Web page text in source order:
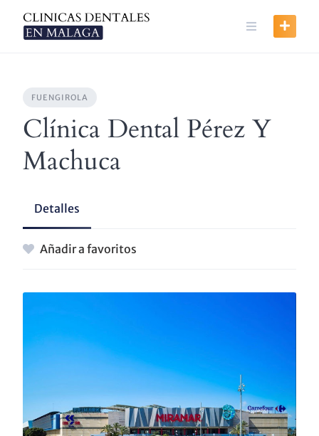
content
FUENGIROLA
Clínica Dental Pérez Y
Machuca
Detalles
Añadir a favoritos